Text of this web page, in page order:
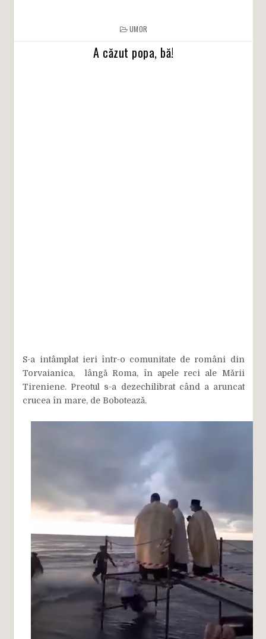
UMOR
A căzut popa, bă!
S-a intâmplat ieri într-o comunitate de români din
Torvaianica, lângă Roma, în apele reci ale Mării
Tireniene. Preotul s-a dezechilibrat când a aruncat
crucea în mare, de Bobotează.